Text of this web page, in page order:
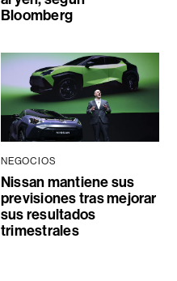
Bloomberg
NEGOCIOS
Nissan mantiene sus
previsiones tras mejorar
sus resultados
trimestrales